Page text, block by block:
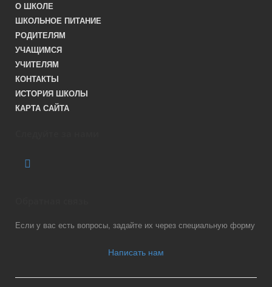
О ШКОЛЕ
ШКОЛЬНОЕ ПИТАНИЕ
РОДИТЕЛЯМ
УЧАЩИМСЯ
УЧИТЕЛЯМ
КОНТАКТЫ
ИСТОРИЯ ШКОЛЫ
КАРТА САЙТА
Если у вас есть вопросы, задайте их через специальную форму
Написать нам